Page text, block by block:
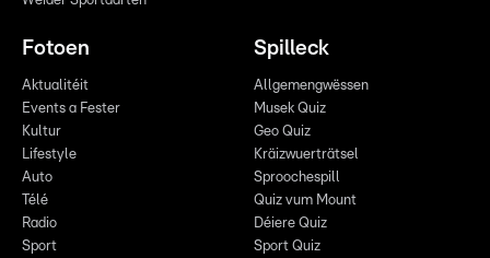
Fotoen
Aktualitéit
Events a Fester
Kultur
Lifestyle
Auto
Télé
Radio
Sport
Spilleck
Allgemengwëssen
Musek Quiz
Geo Quiz
Kräizwuerträtsel
Sproochespill
Quiz vum Mount
Déiere Quiz
Sport Quiz